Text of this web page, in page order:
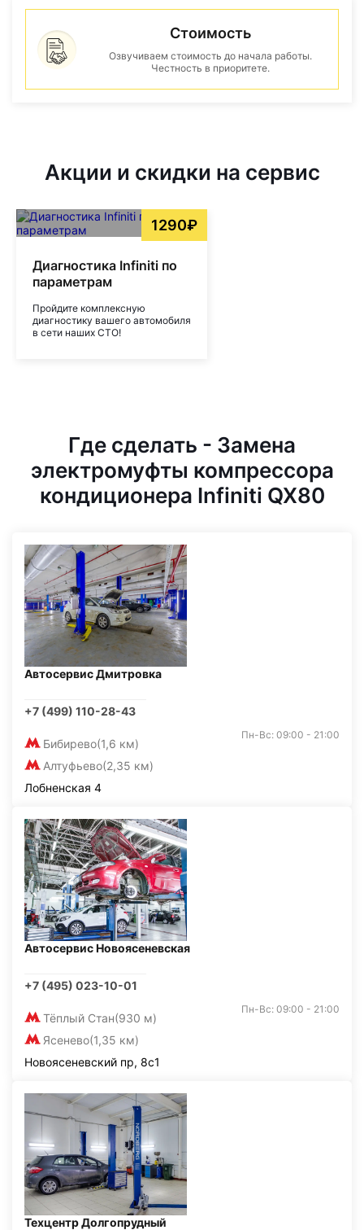
Стоимость
Озвучиваем стоимость до начала работы.
Честность в приоритете.
Акции и скидки на сервис
1290₽
Диагностика Infiniti по
параметрам
Пройдите комплексную
диагностику вашего автомобиля
в сети наших СТО!
Где сделать - Замена
электромуфты компрессора
кондиционера Infiniti QX80
Автосервис Дмитровка
+7 (499) 110-28-43
Бибирево(1,6 км)
Алтуфьево(2,35 км)
Пн-Вс: 09:00 - 21:00
Лобненская 4
Автосервис Новоясеневская
+7 (495) 023-10-01
Тёплый Стан(930 м)
Ясенево(1,35 км)
Пн-Вс: 09:00 - 21:00
Новоясеневский пр, 8с1
Техцентр Долгопрудный